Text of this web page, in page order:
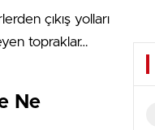
çıkış yolları
topraklar…
Ne